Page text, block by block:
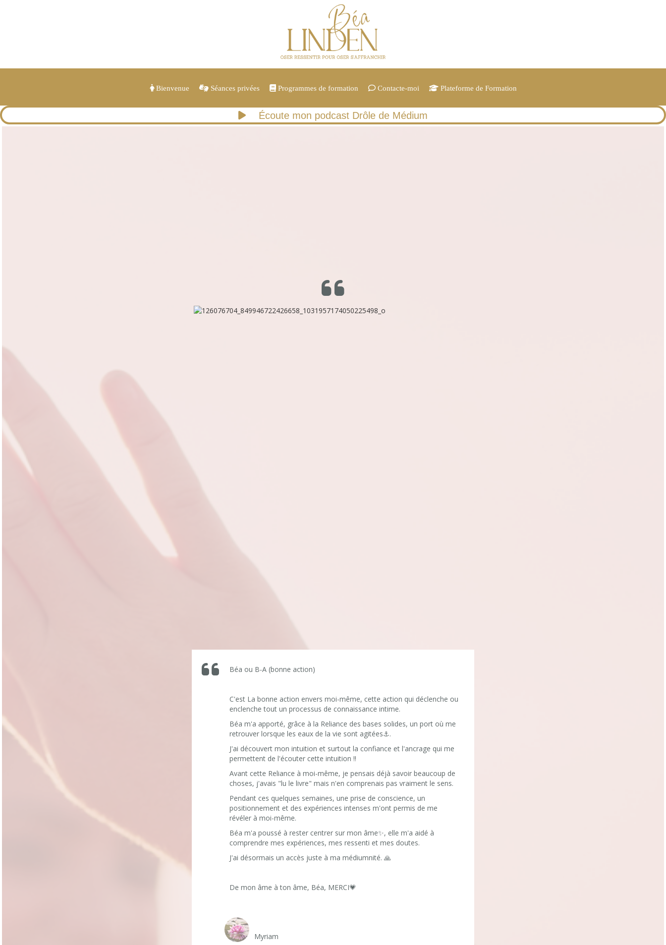
Bienvenue Séances privées Programmes de formation Contacte-moi Plateforme de Formation
Écoute mon podcast Drôle de Médium
Béa ou B-A (bonne action)
C'est La bonne action envers moi-même, cette action qui déclenche ou
enclenche tout un processus de connaissance intime.
Béa m'a apporté, grâce à la Reliance des bases solides, un port où me
retrouver lorsque les eaux de la vie sont agitées⚓.
J'ai découvert mon intuition et surtout la confiance et l'ancrage qui me
permettent de l'écouter cette intuition !!
Avant cette Reliance à moi-même, je pensais déjà savoir beaucoup de
choses, j'avais "lu le livre" mais n'en comprenais pas vraiment le sens.
Pendant ces quelques semaines, une prise de conscience, un
positionnement et des expériences intenses m'ont permis de me
révéler à moi-même.
Béa m'a poussé à rester centrer sur mon âme✨, elle m'a aidé à
comprendre mes expériences, mes ressenti et mes doutes.
J'ai désormais un accès juste à ma médiumnité. 🙏
De mon âme à ton âme, Béa, MERCI💗
Myriam